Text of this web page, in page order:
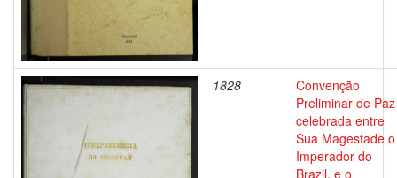
1828
Convenção
Preliminar de Paz
celebrada entre
Sua Magestade o
Imperador do
Brazil, e o